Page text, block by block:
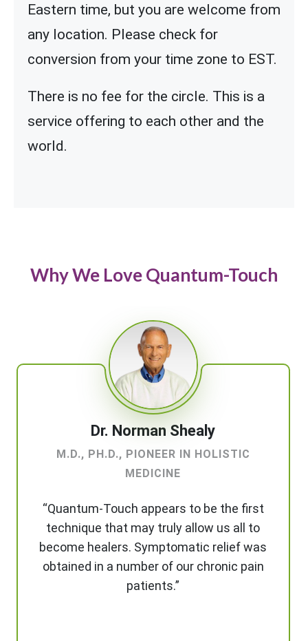
Eastern time, but you are welcome from
any location. Please check for
conversion from your time zone to EST.
There is no fee for the circle. This is a
service offering to each other and the
world.
Why We Love Quantum-Touch
Dr. Norman Shealy
M.D., PH.D., PIONEER IN HOLISTIC
MEDICINE
“Quantum-Touch appears to be the first
technique that may truly allow us all to
become healers. Symptomatic relief was
obtained in a number of our chronic pain
patients.”